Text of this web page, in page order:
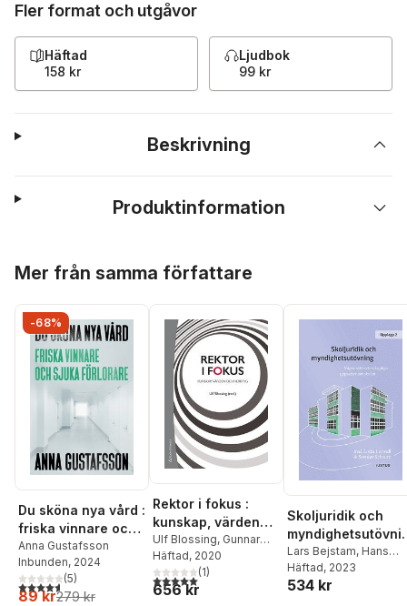
Fler format och utgåvor
Häftad
158 kr
Ljudbok
99 kr
Beskrivning
Produktinformation
Mer från samma författare
-68%
Du sköna nya vård :
friska vinnare och
sjuka förlorare
Anna Gustafsson
Inbunden, 2024
4,6utav 5 stjärnor. Totalt antal röster:
(5)
89 kr279 kr
Rektor i fokus :
kunskap, värden
och verktyg
Ulf Blossing, Gunnar
Berg,Annika Bergviken
Rensfeldt,
Duek,Mats Ekholm
Häftad, 2020
5,0utav 5 stjärnor. Totalt antal röster:
(1)
656 kr
Skoljuridik och
g : några
rättsvetenskapliga
uppsatser om
Lars Bejstam, Hans
Eklund, Victoria
Anna Gustafsson
Häftad, 2023
534 kr